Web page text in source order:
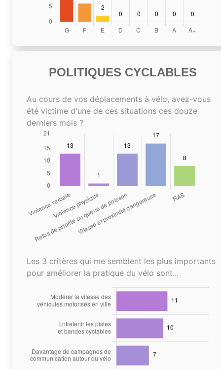
POLITIQUES CYCLABLES
Au cours de vos déplacements à vélo, avez-vous
été victime d'une de ces situations ces douze
derniers mois ?
Les 3 critères qui me semblent les plus importants
pour améliorer la pratique du vélo sont...